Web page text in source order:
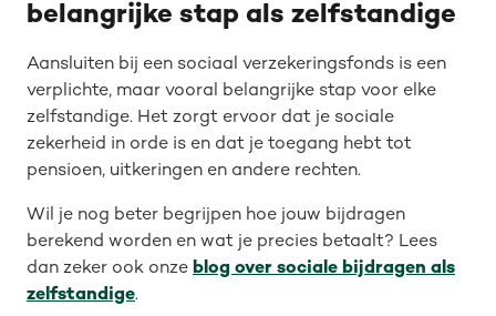
belangrijke stap als zelfstandige
Aansluiten bij een sociaal verzekeringsfonds is een
verplichte, maar vooral belangrijke stap voor elke
zelfstandige. Het zorgt ervoor dat je sociale
zekerheid in orde is en dat je toegang hebt tot
pensioen, uitkeringen en andere rechten.
Wil je nog beter begrijpen hoe jouw bijdragen
berekend worden en wat je precies betaalt? Lees
dan zeker ook onze blog over sociale bijdragen als
zelfstandige.